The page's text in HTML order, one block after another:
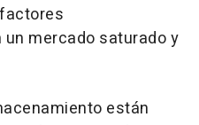
mercado saturado y
están